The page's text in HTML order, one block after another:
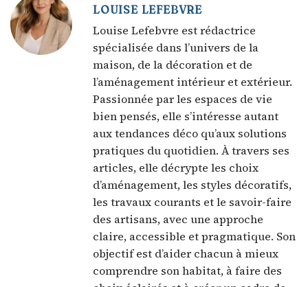
LOUISE LEFEBVRE
Louise Lefebvre est rédactrice
spécialisée dans l’univers de la
maison, de la décoration et de
l’aménagement intérieur et extérieur.
Passionnée par les espaces de vie
bien pensés, elle s’intéresse autant
aux tendances déco qu’aux solutions
pratiques du quotidien. À travers ses
articles, elle décrypte les choix
d’aménagement, les styles décoratifs,
les travaux courants et le savoir-faire
des artisans, avec une approche
claire, accessible et pragmatique. Son
objectif est d’aider chacun à mieux
comprendre son habitat, à faire des